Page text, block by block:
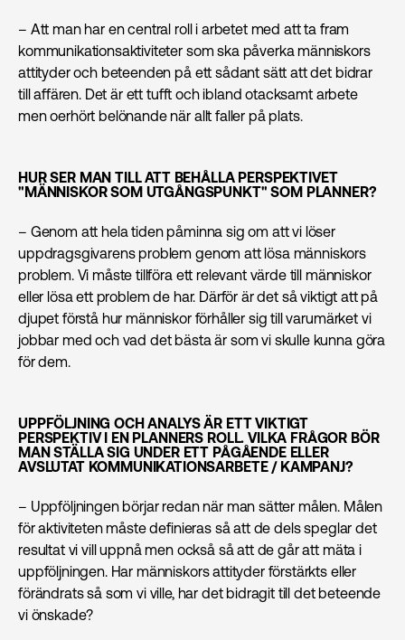
– Att man har en central roll i arbetet med att ta fram
kommunikationsaktiviteter som ska påverka människors
attityder och beteenden på ett sådant sätt att det bidrar
till affären. Det är ett tufft och ibland otacksamt arbete
men oerhört belönande när allt faller på plats.
HUR SER MAN TILL ATT BEHÅLLA PERSPEKTIVET
"MÄNNISKOR SOM UTGÅNGSPUNKT" SOM PLANNER?
– Genom att hela tiden påminna sig om att vi löser
uppdragsgivarens problem genom att lösa människors
problem. Vi måste tillföra ett relevant värde till människor
eller lösa ett problem de har. Därför är det så viktigt att på
djupet förstå hur människor förhåller sig till varumärket vi
jobbar med och vad det bästa är som vi skulle kunna göra
för dem.
UPPFÖLJNING OCH ANALYS ÄR ETT VIKTIGT
PERSPEKTIV I EN PLANNERS ROLL. VILKA FRÅGOR BÖR
MAN STÄLLA SIG UNDER ETT PÅGÅENDE ELLER
AVSLUTAT KOMMUNIKATIONSARBETE / KAMPANJ?
– Uppföljningen börjar redan när man sätter målen. Målen
för aktiviteten måste definieras så att de dels speglar det
resultat vi vill uppnå men också så att de går att mäta i
uppföljningen. Har människors attityder förstärkts eller
förändrats så som vi ville, har det bidragit till det beteende
vi önskade?